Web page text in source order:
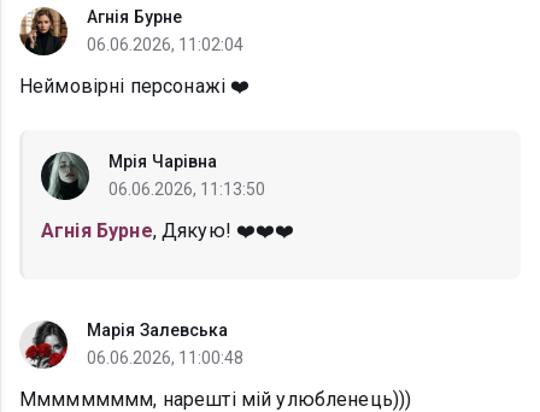
Агнія Бурне
06.06.2026, 11:02:04
Неймовірні персонажі ❤️
Мрія Чарівна
06.06.2026, 11:13:50
Агнія Бурне, Дякую! ❤️❤️❤️
Марія Залевська
06.06.2026, 11:00:48
Ммммммммм, нарешті мій улюбленець)))